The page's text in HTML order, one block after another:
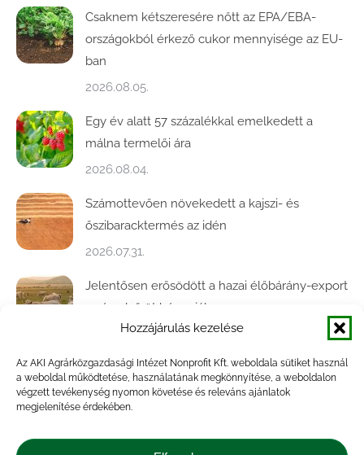
Hozzájárulás kezelése
Az AKI Agrárközgazdasági Intézet Nonprofit Kft. weboldala sütiket használ
a weboldal működtetése, használatának megkönnyítése, a weboldalon
végzett tevékenység nyomon követése és releváns ajánlatok
megjelenítése érdekében.
Csaknem kétszeresére nőtt az EPA/EBA-
országokból érkező cukor mennyisége az EU-
ban
2026.08.05.
Egy év alatt 57 százalékkal emelkedett a
málna termelői ára
2026.08.04.
Számottevően növekedett a kajszi- és
őszibaracktermés az idén
2026.07.31.
Jelentősen erősödött a hazai élőbárány-export
az év első öt hónapjában
2026.07.28.
Közel ötödével bővült a baromfivágás
Magyarországon
A végéhez közelít az őszi búza betakarítása